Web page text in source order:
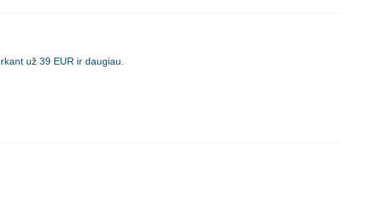
už 39 EUR ir daugiau.